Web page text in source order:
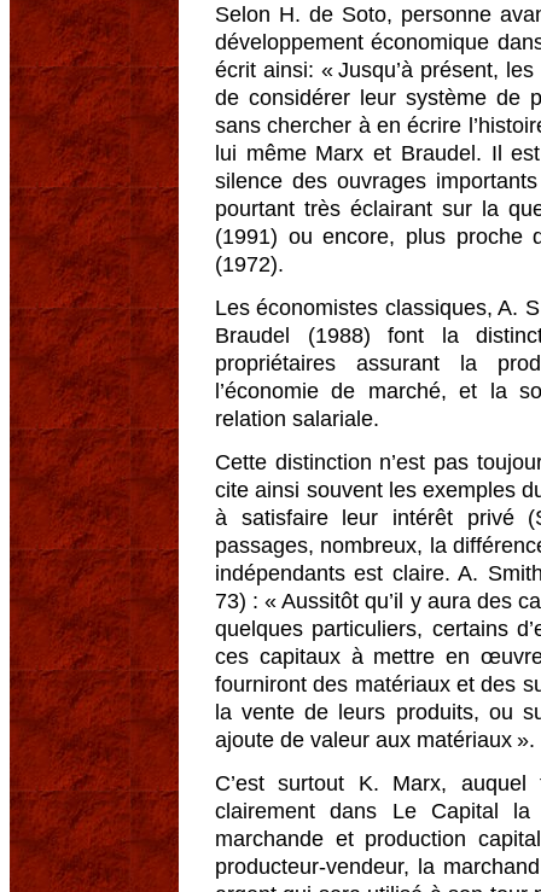
Selon H. de Soto, personne
développement économique
écrit ainsi: « Jusqu’à présent,
de considérer leur système de
sans chercher à en écrire
lui même Marx et Braudel. Il
silence des ouvrages
pourtant très éclairant sur la
(1991) ou encore, plus proche
(1972).
Les économistes classiques, A.
Braudel (1988) font la
propriétaires assurant la
l’économie de marché, et la
relation salariale.
Cette distinction n’est pas
cite ainsi souvent les exemples
à satisfaire leur intérêt privé
passages, nombreux, la
indépendants est claire. A.
73) : « Aussitôt qu’il y aura des
quelques particuliers, certains
ces capitaux à mettre en
fourniront des matériaux et des
la vente de leurs produits, ou
ajoute de valeur aux matériaux ».
C’est surtout K. Marx,
clairement dans Le Capital la
marchande et production
producteur-vendeur, la